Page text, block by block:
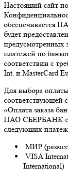
Настоящий сайт
обеспечивается
будет
предусмотренных
платежей по
соответствии с
Int. и MasterCard
Для выбора
соответствующей
«Оплата заказа
ПАО СБЕРБАНК с
следующих
МИР
VISA
International)